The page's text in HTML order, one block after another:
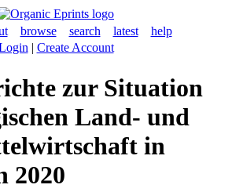
browse search latest
help
| Create Account
zur Situation
Land- und
in
2020